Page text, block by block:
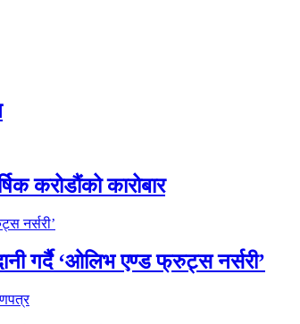
करोडौंको कारोबार
गर्दै ‘ओलिभ एण्ड फ्रुट्स नर्सरी’